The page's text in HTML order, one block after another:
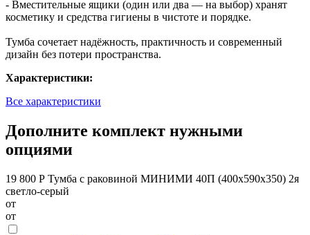
- Вместительные ящики (один или два — на выбор) хранят
косметику и средства гигиены в чистоте и порядке.
Тумба сочетает надёжность, практичность и современный
дизайн без потери пространства.
Характеристики:
Все характеристики
Дополните комплект нужными
опциями
19 800 Р Тумба с раковиной МИНИМИ 40П (400x590x350) 2я
светло-серый
от
от